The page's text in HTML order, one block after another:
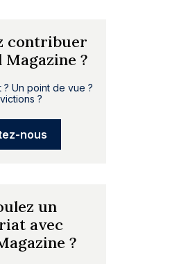
contribuer
Magazine ?
Un point de vue ?
?
nous
un
avec
?